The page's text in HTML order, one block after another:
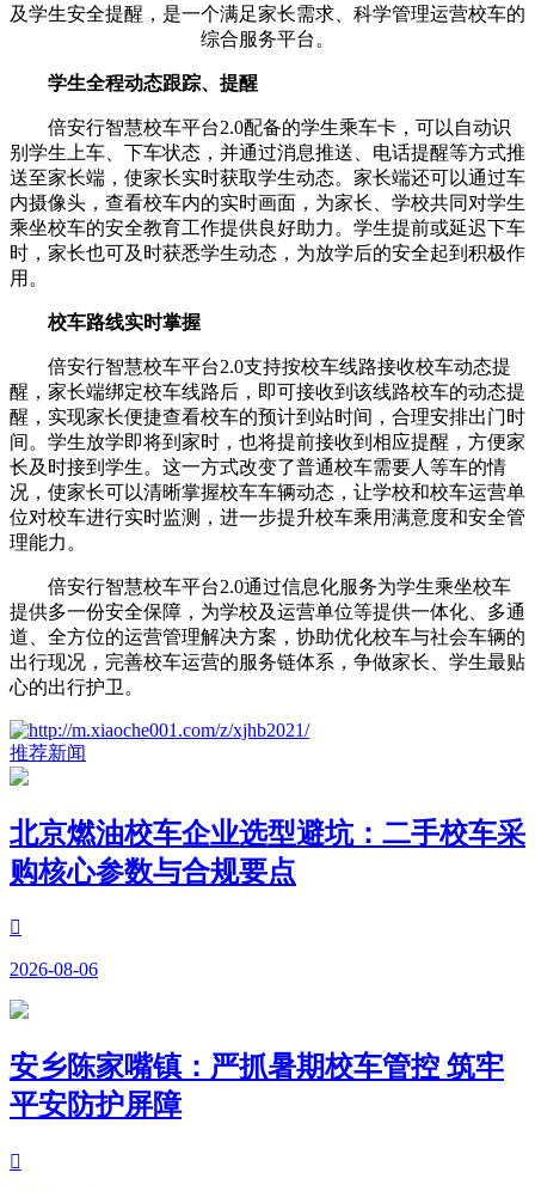
及学生安全提醒，是一个满足家长需求、科学管理运营校车的
综合服务平台。
学生全程动态跟踪、提醒
倍安行智慧校车平台2.0配备的学生乘车卡，可以自动识
别学生上车、下车状态，并通过消息推送、电话提醒等方式推
送至家长端，使家长实时获取学生动态。家长端还可以通过车
内摄像头，查看校车内的实时画面，为家长、学校共同对学生
乘坐校车的安全教育工作提供良好助力。学生提前或延迟下车
时，家长也可及时获悉学生动态，为放学后的安全起到积极作
用。
校车路线实时掌握
倍安行智慧校车平台2.0支持按校车线路接收校车动态提
醒，家长端绑定校车线路后，即可接收到该线路校车的动态提
醒，实现家长便捷查看校车的预计到站时间，合理安排出门时
间。学生放学即将到家时，也将提前接收到相应提醒，方便家
长及时接到学生。这一方式改变了普通校车需要人等车的情
况，使家长可以清晰掌握校车车辆动态，让学校和校车运营单
位对校车进行实时监测，进一步提升校车乘用满意度和安全管
理能力。
倍安行智慧校车平台2.0通过信息化服务为学生乘坐校车
提供多一份安全保障，为学校及运营单位等提供一体化、多通
道、全方位的运营管理解决方案，协助优化校车与社会车辆的
出行现况，完善校车运营的服务链体系，争做家长、学生最贴
心的出行护卫。
推荐新闻
北京燃油校车企业选型避坑：二手校车采
购核心参数与合规要点

2026-08-06
安乡陈家嘴镇：严抓暑期校车管控 筑牢
平安防护屏障
